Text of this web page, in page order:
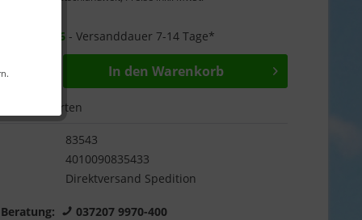
25.08.26 - Versanddauer 7-14 Tage*
In den Warenkorb
Bewerten
83543
4010090835433
Direktversand Spedition
037207 9970-400